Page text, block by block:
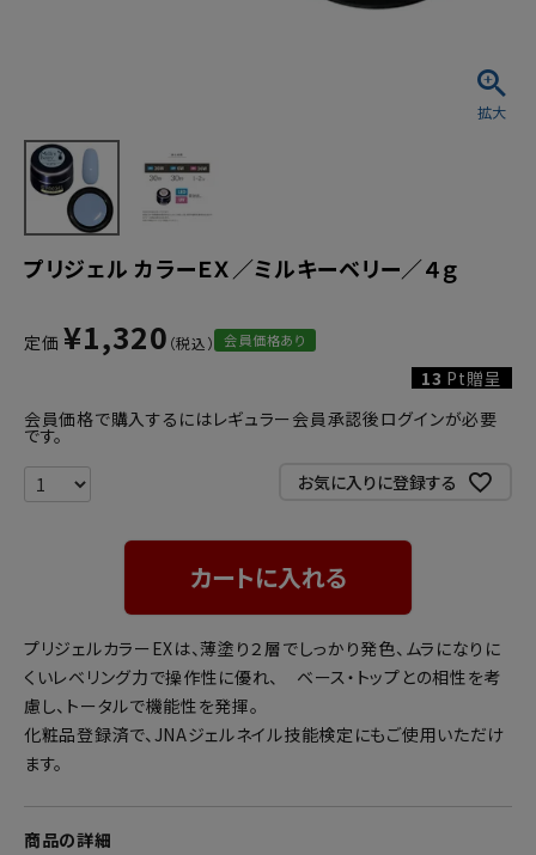
プリジェル カラーＥＸ／ミルキーベリー／４ｇ
定価 ¥1,320 会員価格あり
13 Pt贈呈
会員価格で購入するにはレギュラー会員承認後ログインが必要
です。
お気に入りに登録する
カートに入れる
プリジェルカラーEXは、薄塗り２層でしっかり発色、ムラになりに
くいレベリング力で操作性に優れ、 ベース・トップとの相性を考
慮し、トータルで機能性を発揮。
化粧品登録済で、JNAジェルネイル技能検定にもご使用いただけ
ます。
商品の詳細